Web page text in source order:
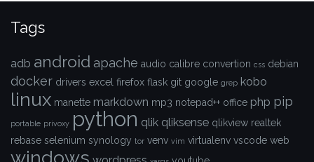
Tags
adb android apache audio calibre convertion css debian
docker drivers excel firefox flask git google grep kobo
linux manette markdown mp3 notepad++ office php pip
portable privoxy python qlik qliksense qlikview realtek
rebase selenium synology tor venv vim virtualenv vscode web
windows